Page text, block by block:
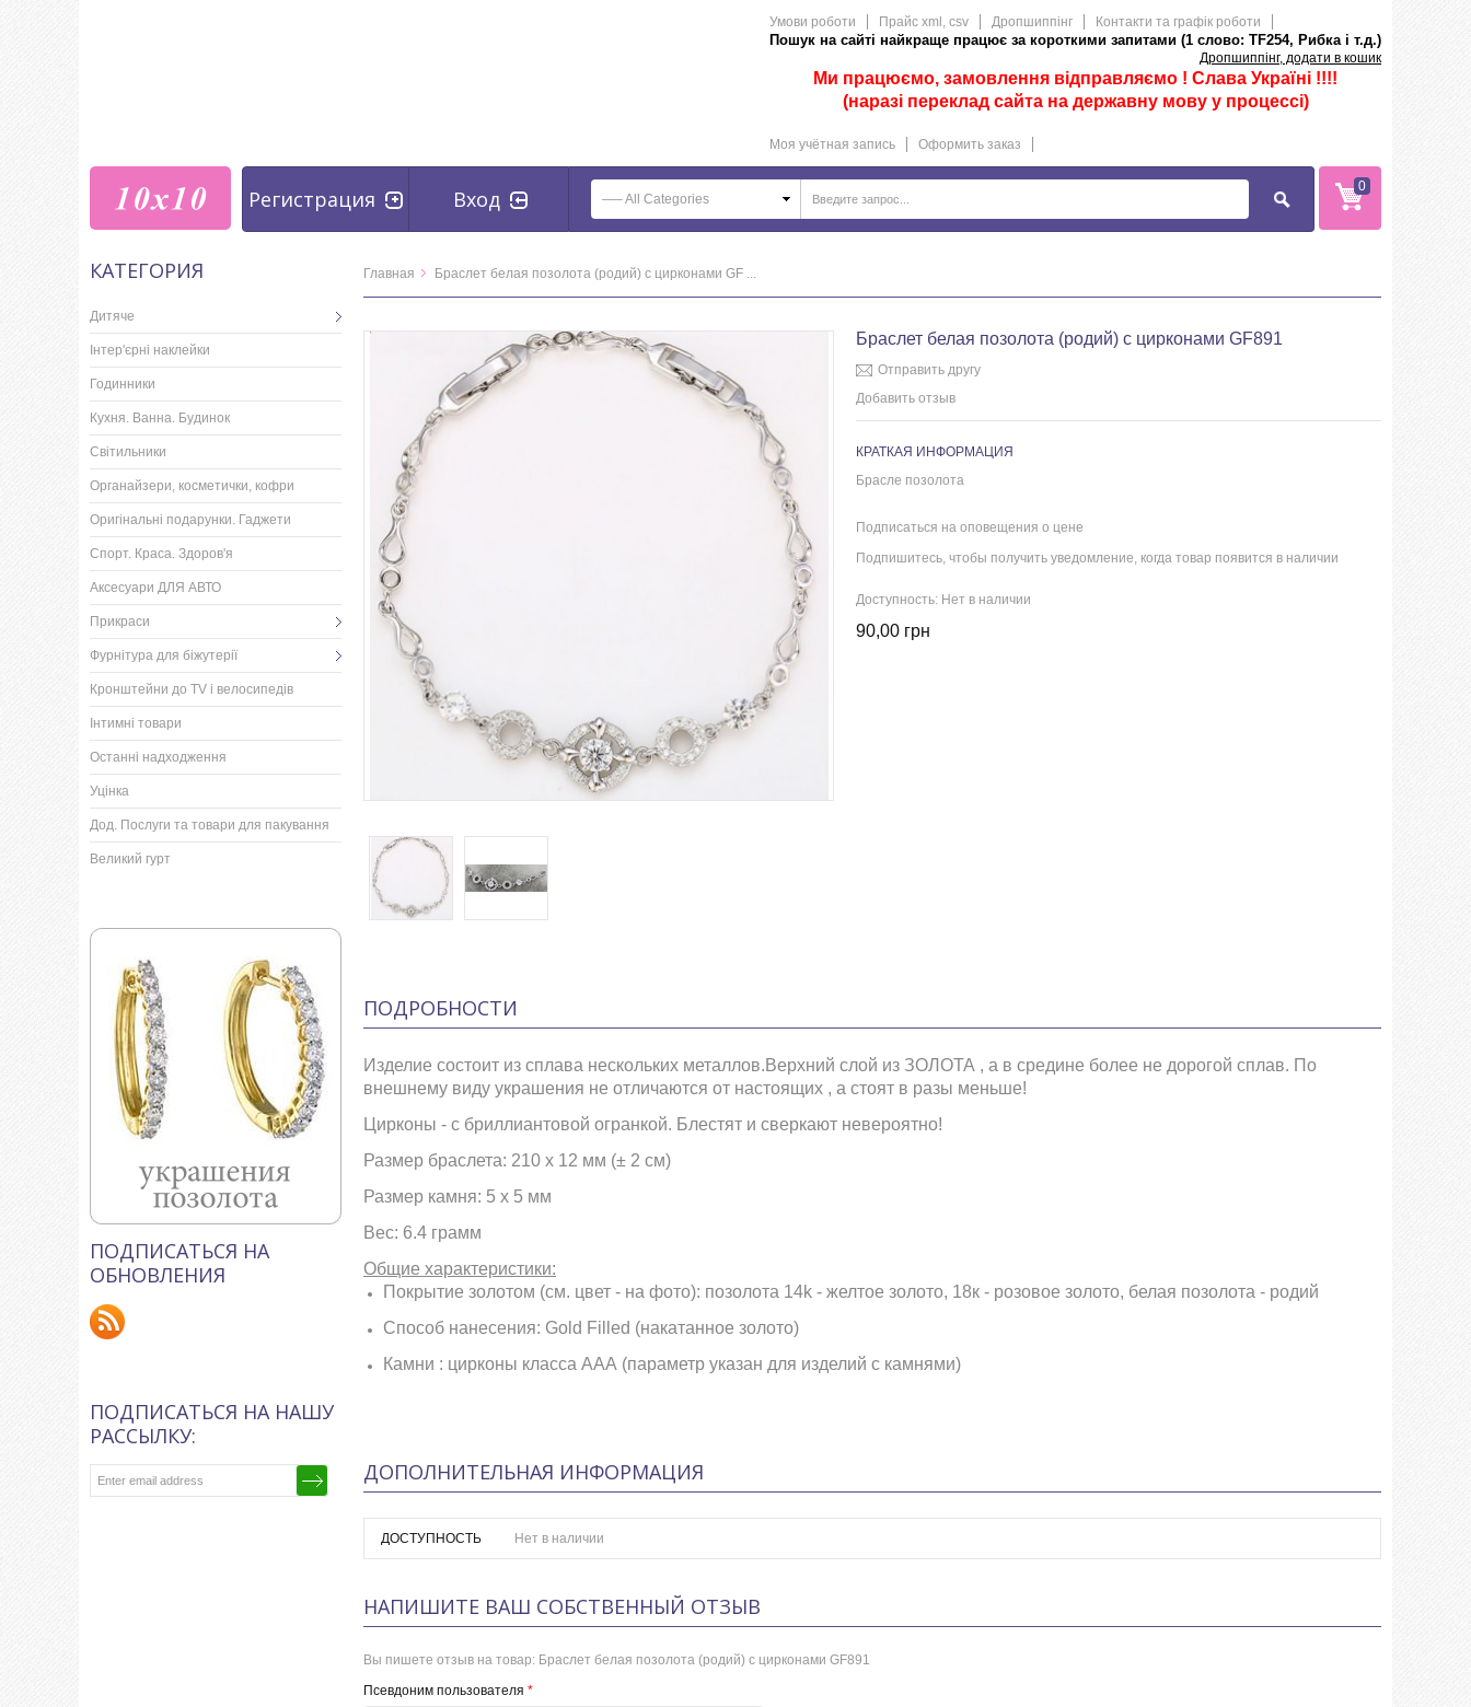
Умови роботи Прайс xml, csv Дропшиппінг Контакти та графік роботи
Пошук на сайті найкраще працює за короткими запитами (1 слово: TF254, Рибка і т.д.)
Дропшиппінг, додати в кошик
Ми працюємо, замовлення відправляємо ! Слава Україні !!!!
(наразі переклад сайта на державну мову у процессі)
Моя учётная запись Оформить заказ
Регистрация Вход —– All Categories
0
Главная Браслет белая позолота (родий) с цирконами GF ...
Браслет белая позолота (родий) с цирконами GF891
Отправить другу
Добавить отзыв
КРАТКАЯ ИНФОРМАЦИЯ
Брасле позолота
Подписаться на оповещения о цене
Подпишитесь, чтобы получить уведомление, когда товар появится в наличии
Доступность: Нет в наличии
90,00 грн
ПОДРОБНОСТИ
Изделие состоит из сплава нескольких металлов.Верхний слой из ЗОЛОТА , а в средине более не дорогой сплав. По
внешнему виду украшения не отличаются от настоящих , а стоят в разы меньше!
Цирконы - с бриллиантовой огранкой. Блестят и сверкают невероятно!
Размер браслета: 210 х 12 мм (± 2 см)
Размер камня: 5 х 5 мм
Вес: 6.4 грамм
Общие характеристики:
Покрытие золотом (см. цвет - на фото): позолота 14k - желтое золото, 18к - розовое золото, белая позолота - родий
Способ нанесения: Gold Filled (накатанное золото)
Камни : цирконы класса ААА (параметр указан для изделий с камнями)
ДОПОЛНИТЕЛЬНАЯ ИНФОРМАЦИЯ
ДОСТУПНОСТЬ Нет в наличии
НАПИШИТЕ ВАШ СОБСТВЕННЫЙ ОТЗЫВ
Вы пишете отзыв на товар: Браслет белая позолота (родий) с цирконами GF891
*
Псевдоним пользователя
КАТЕГОРИЯ
Дитяче
Інтер'єрні наклейки
Годинники
Кухня. Ванна. Будинок
Світильники
Органайзери, косметички, кофри
Оригінальні подарунки. Гаджети
Спорт. Краса. Здоров'я
Аксесуари ДЛЯ АВТО
Прикраси
Фурнітура для біжутерії
Кронштейни до TV і велосипедів
Інтимні товари
Останні надходження
Уцінка
Дод. Послуги та товари для пакування
Великий гурт
ПОДПИСАТЬСЯ НА
ОБНОВЛЕНИЯ
ПОДПИСАТЬСЯ НА НАШУ
РАССЫЛКУ: